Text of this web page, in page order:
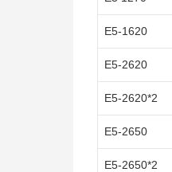
E5-1620
E5-2620
E5-2620*2
E5-2650
E5-2650*2